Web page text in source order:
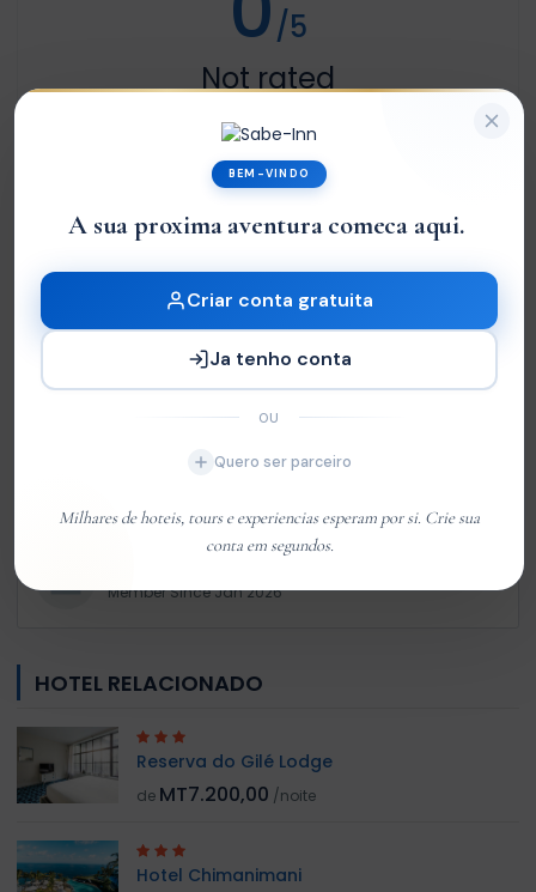
/5
Not rated
Com base em0 review
Ruim
0
Member Since Jan 2026
HOTEL RELACIONADO
Reserva do Gilé Lodge
de MT7.200,00 /noite
Hotel Chimanimani
BEM-VINDO
A sua proxima aventura comeca aqui.|
Criar conta gratuita
Ja tenho conta
OU
Quero ser parceiro
Milhares de hoteis, tours e experiencias esperam por si. Crie sua
conta em segundos.